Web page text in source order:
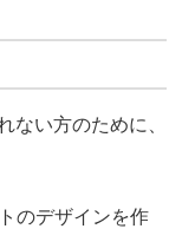
ない方のために、
のデザインを作